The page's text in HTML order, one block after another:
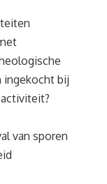
ingekocht bij
van sporen